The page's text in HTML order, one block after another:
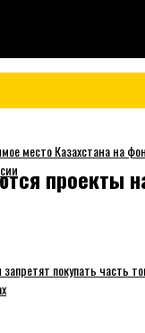
место Казахстана на
покупать часть
проекты